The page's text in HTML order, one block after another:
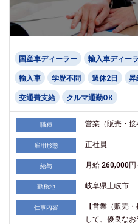
国産車ディーラー 輸入車ディー
輸入車 学歴不問 週休2日 昇
交通費支給 クルマ通勤OK
職種 営業（販売・接
雇用形態 正社員
給与 月給 260,000
勤務地 岐阜県土岐市
仕事内容
【営業（販売
して、優良な